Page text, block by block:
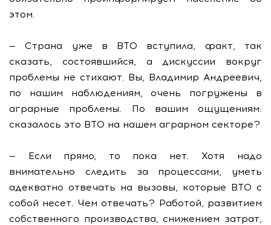
этом.
— Страна уже в ВТО вступила, факт, так
сказать, состоявшийся, а дискуссии вокруг
проблемы не стихают. Вы, Владимир Андреевич,
по нашим наблюдениям, очень погружены в
аграрные проблемы. По вашим ощущениям:
сказалось это ВТО на нашем аграрном секторе?
— Если прямо, то пока нет. Хотя надо
внимательно следить за процессами, уметь
адекватно отвечать на вызовы, которые ВТО с
собой несет. Чем отвечать? Работой, развитием
собственного производства, снижением затрат,